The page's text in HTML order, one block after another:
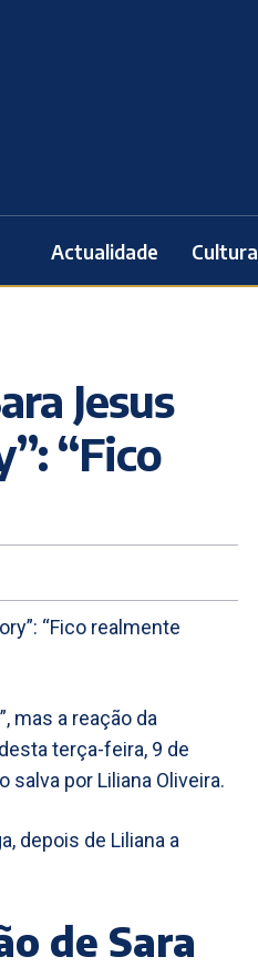
Actualidade Cultura
Jesus
“Fico
“Fico realmente
mas a reação da
terça-feira, 9 de
por Liliana Oliveira.
depois de Liliana a
de Sara